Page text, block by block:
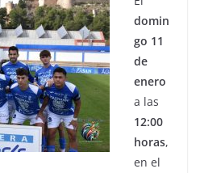
domin
go 11
de
enero
a las
12:00
horas,
en el